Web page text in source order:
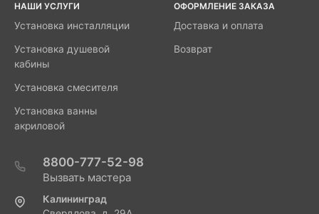
НАШИ УСЛУГИ
Установка инсталляции
Установка душевой
кабины
Установка смесителя
Установка ванны
акриловой
ОФОРМЛЕНИЕ ЗАКАЗА
Доставка и оплата
Возврат
8800-777-52-98
Вызвать мастера
Калининград